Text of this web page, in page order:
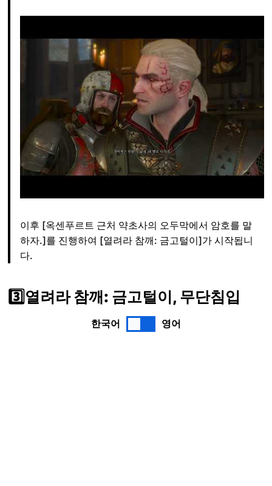
이후 [옥센푸르트 근처 약초사의 오두막에서 암호를 말
하자.]를 진행하여 [열려라 참깨: 금고털이]가 시작됩니
다.
3️⃣열려라 참깨: 금고털이, 무단침입
한국어 영어